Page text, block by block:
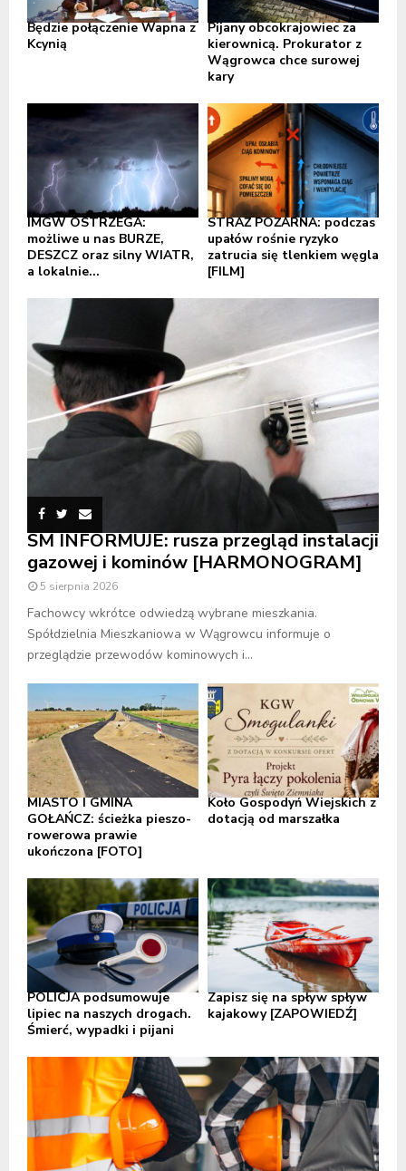
Będzie połączenie Wapna z
Kcynią
Pijany obcokrajowiec za
kierownicą. Prokurator z
Wągrowca chce surowej
kary
IMGW OSTRZEGA:
możliwe u nas BURZE,
DESZCZ oraz silny WIATR,
a lokalnie...
STRAŻ POŻARNA: podczas
upałów rośnie ryzyko
zatrucia się tlenkiem węgla
[FILM]
SM INFORMUJE: rusza przegląd instalacji
gazowej i kominów [HARMONOGRAM]
5 sierpnia 2026
Fachowcy wkrótce odwiedzą wybrane mieszkania.
Spółdzielnia Mieszkaniowa w Wągrowcu informuje o
przeglądzie przewodów kominowych i...
MIASTO I GMINA
GOŁAŃCZ: ścieżka pieszo-
rowerowa prawie
ukończona [FOTO]
Koło Gospodyń Wiejskich z
dotacją od marszałka
POLICJA podsumowuje
lipiec na naszych drogach.
Śmierć, wypadki i pijani
Zapisz się na spływ spływ
kajakowy [ZAPOWIEDŹ]